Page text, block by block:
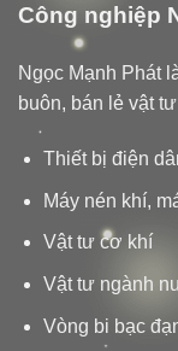
Công nghiệp
Ngọc Mạnh Phát
buôn, bán lẻ vật
Thiết bị điện
Máy nén khí,
Vật tư cơ khí
Vật tư ngành
Vòng bi bạc